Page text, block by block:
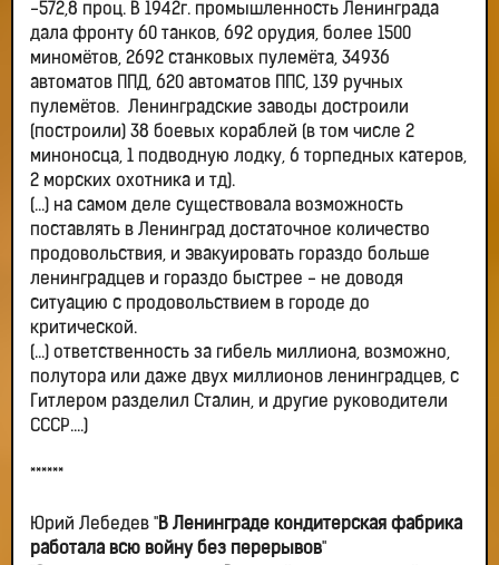
-572,8 проц. В 1942г. промышленность Ленинграда
дала фронту 60 танков, 692 орудия, более 1500
миномётов, 2692 станковых пулемёта, 34936
автоматов ППД, 620 автоматов ППС, 139 ручных
пулемётов. Ленинградские заводы достроили
(построили) 38 боевых кораблей (в том числе 2
миноносца, 1 подводную лодку, 6 торпедных катеров,
2 морских охотника и тд).
(...) на самом деле существовала возможность
поставлять в Ленинград достаточное количество
продовольствия, и эвакуировать гораздо больше
ленинградцев и гораздо быстрее - не доводя
ситуацию с продовольствием в городе до
критической.
(...) ответственность за гибель миллиона, возможно,
полутора или даже двух миллионов ленинградцев, с
Гитлером разделил Сталин, и другие руководители
СССР....)
******
Юрий Лебедев "В Ленинграде кондитерская фабрика
работала всю войну без перерывов"